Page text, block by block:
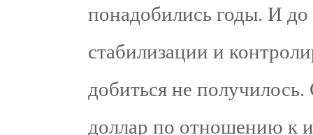
понадобились годы. И
стабилизации и
добиться не
доллар по отношению к